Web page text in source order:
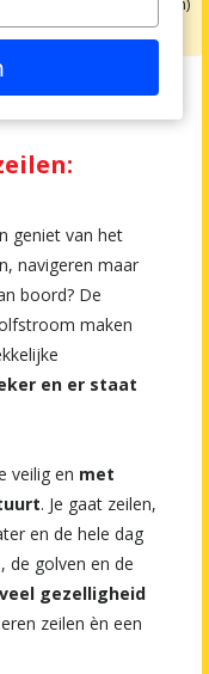
geniet van het
navigeren maar
boord? De
maken
en er staat
veilig en met
. Je gaat zeilen,
en de hele dag
de golven en de
gezelligheid
zeilen èn een